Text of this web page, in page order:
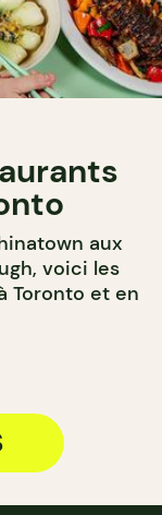
aux
voici les
Toronto et en